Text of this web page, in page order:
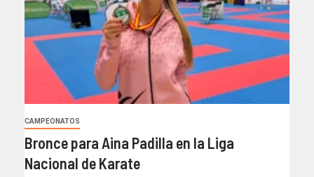
CAMPEONATOS
Bronce para Aina Padilla en la Liga
Nacional de Karate